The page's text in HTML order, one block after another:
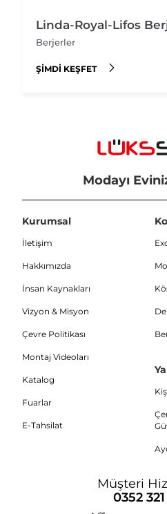
Linda-Royal-Lifos
Berjerler
ŞIMDI KEŞFET
Modayı
Kurumsal
İletişim
Hakkımızda
İnsan Kaynakları
Vizyon & Misyon
Çevre Politikası
Montaj Videoları
Katalog
Fuarlar
E-Tahsilat
Müşteri
0352 321